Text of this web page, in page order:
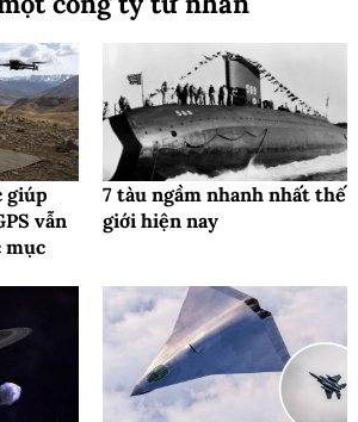
giúp
vẫn
mục
7 tàu ngầm nhanh nhất thế
giới hiện nay